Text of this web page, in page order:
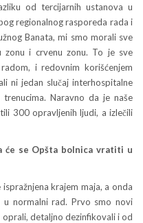
od tercijarnih ustanova u
regionalnog rasporeda rada i
Banata, mi smo morali sve
zonu i crvenu zonu. To je sve
i redovnim korišćenjem
ni jedan slučaj interhospitalne
Naravno da je naše
300 opravljenih ljudi, a izlečili
će se Opšta bolnica vratiti u
krajem maja, a onda
u normalni rad. Prvo smo novi
detaljno dezinfikovali i od